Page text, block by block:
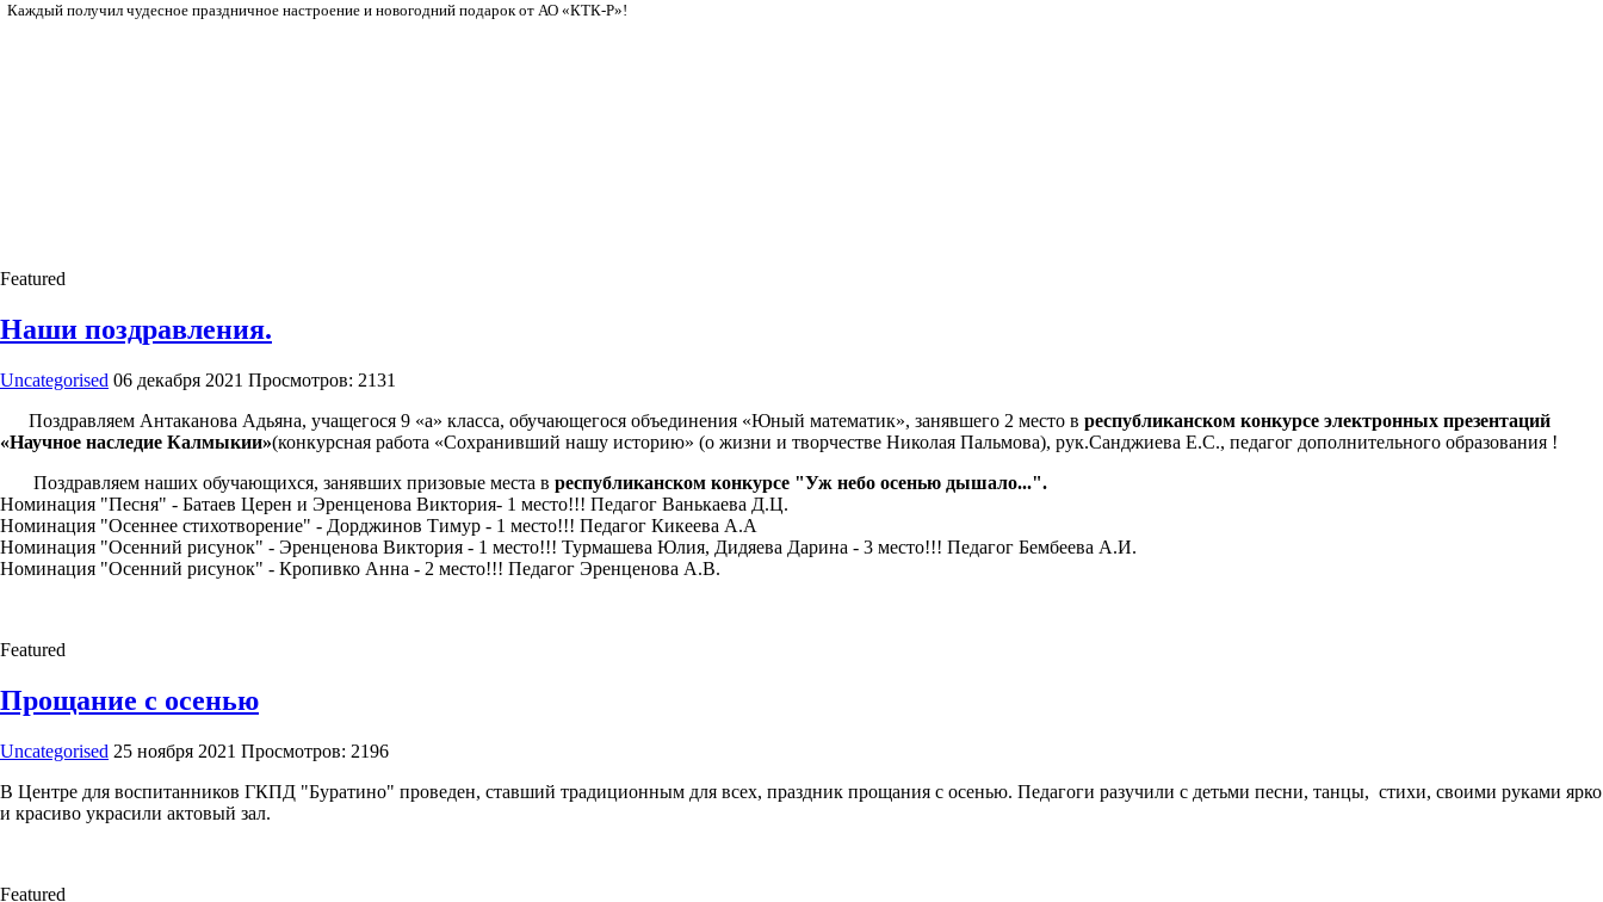
Каждый получил чудесное праздничное настроение и новогодний подарок от АО «КТК-Р»!
Featured
Наши поздравления.
Uncategorised 06 декабря 2021 Просмотров: 2131
Поздравляем Антаканова Адьяна, учащегося 9 «а» класса, обучающегося объединения «Юный математик», занявшего 2 место в республиканском конкурсе электронных презентаций
«Научное наследие Калмыкии»(конкурсная работа «Сохранивший нашу историю» (о жизни и творчестве Николая Пальмова), рук.Санджиева Е.С., педагог дополнительного образования !
Поздравляем наших обучающихся, занявших призовые места в республиканском конкурсе "Уж небо осенью дышало...".
Номинация "Песня" - Батаев Церен и Эренценова Виктория- 1 место!!! Педагог Ванькаева Д.Ц.
Номинация "Осеннее стихотворение" - Дорджинов Тимур - 1 место!!! Педагог Кикеева А.А
Номинация "Осенний рисунок" - Эренценова Виктория - 1 место!!! Турмашева Юлия, Дидяева Дарина - 3 место!!! Педагог Бембеева А.И.
Номинация "Осенний рисунок" - Кропивко Анна - 2 место!!! Педагог Эренценова А.В.
Featured
Прощание с осенью
Uncategorised 25 ноября 2021 Просмотров: 2196
В Центре для воспитанников ГКПД "Буратино" проведен, ставший традиционным для всех, праздник прощания с осенью. Педагоги разучили с детьми песни, танцы, стихи, своими руками ярко
и красиво украсили актовый зал.
Featured